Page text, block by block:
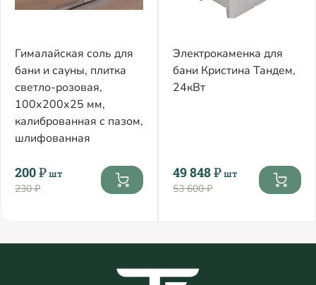
Гималайская соль для
бани и сауны, плитка
светло-розовая,
100х200х25 мм,
калиброванная с пазом,
шлифованная
200 ₽шт
230 ₽
Электрокаменка для
бани Кристина Тандем,
24кВт
49 848 ₽шт
53 600 ₽